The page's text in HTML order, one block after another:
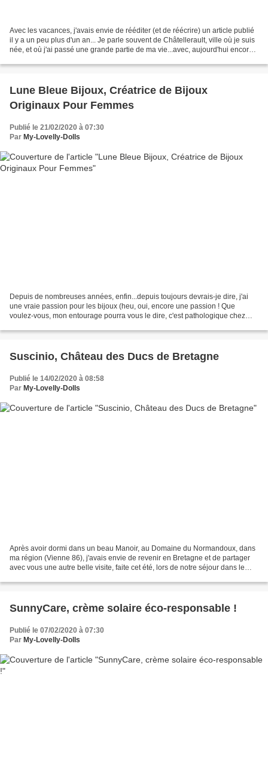
Avec les vacances, j'avais envie de rééditer (et de réécrire) un article publié
il y a un peu plus d'un an... Je parle souvent de Châtellerault, ville où je suis
née, et où j'ai passé une grande partie de ma vie...avec, aujourd'hui encore,
Lune Bleue Bijoux, Créatrice de Bijoux
Originaux Pour Femmes
Publié le 21/02/2020 à 07:30
Par My-Lovelly-Dolls
Depuis de nombreuses années, enfin...depuis toujours devrais-je dire, j'ai
une vraie passion pour les bijoux (heu, oui, encore une passion ! Que
voulez-vous, mon entourage pourra vous le dire, c'est pathologique chez
Suscinio, Château des Ducs de Bretagne
Publié le 14/02/2020 à 08:58
Par My-Lovelly-Dolls
Après avoir dormi dans un beau Manoir, au Domaine du Normandoux, dans
ma région (Vienne 86), j'avais envie de revenir en Bretagne et de partager
avec vous une autre belle visite, faite cet été, lors de notre séjour dans le
SunnyCare, crème solaire éco-responsable !
Publié le 07/02/2020 à 07:30
Par My-Lovelly-Dolls